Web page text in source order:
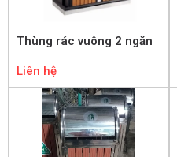
Thùng rác vuông 2 ngăn
Liên hệ